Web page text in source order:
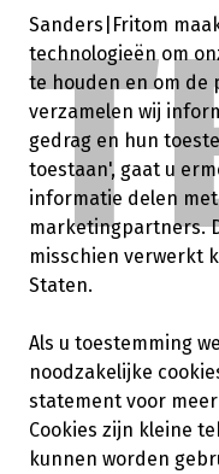
Sanders|Fritom
technologieën om
te houden en om de
verzamelen wij
gedrag en hun
toestaan', gaat u
informatie delen
marketingpartners.
misschien verwerkt
Staten.
Als u toestemming
noodzakelijke
statement voor
Cookies zijn kleine
kunnen worden